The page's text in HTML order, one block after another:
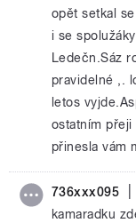
opět setkal
i se
Ledečn.Sáz
pravidelné ,.
letos
ostatním přeji
přinesla vám
736xxx095
kamaradku